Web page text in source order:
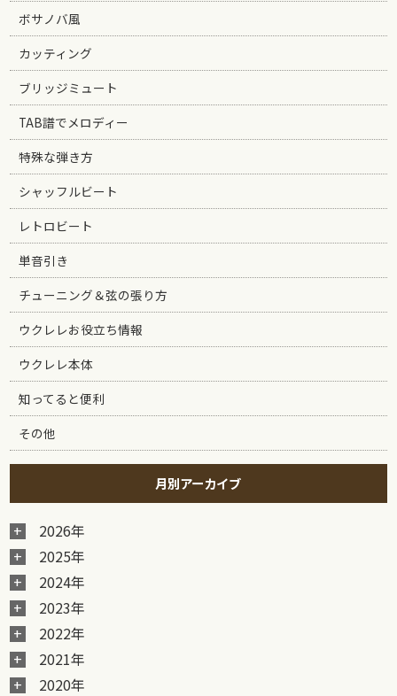
ボサノバ風
カッティング
ブリッジミュート
TAB譜でメロディー
特殊な弾き方
シャッフルビート
レトロビート
単音引き
チューニング＆弦の張り方
ウクレレお役立ち情報
ウクレレ本体
知ってると便利
その他
月別アーカイブ
2026年
2025年
2024年
2023年
2022年
2021年
2020年